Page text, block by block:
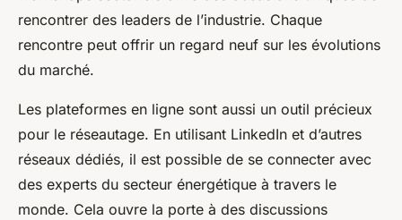
rencontrer des leaders de l’industrie. Chaque
rencontre peut offrir un regard neuf sur les évolutions
du marché.
Les plateformes en ligne sont aussi un outil précieux
pour le réseautage. En utilisant LinkedIn et d’autres
réseaux dédiés, il est possible de se connecter avec
des experts du secteur énergétique à travers le
monde. Cela ouvre la porte à des discussions